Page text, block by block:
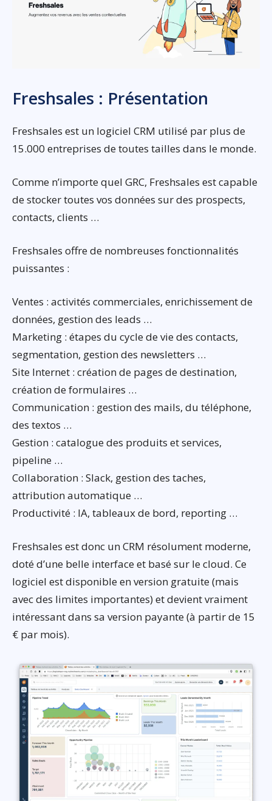
Freshsales : Présentation
Freshsales est un logiciel CRM utilisé par plus de
15.000 entreprises de toutes tailles dans le monde.
Comme n’importe quel GRC, Freshsales est capable
de stocker toutes vos données sur des prospects,
contacts, clients …
Freshsales offre de nombreuses fonctionnalités
puissantes :
Ventes : activités commerciales, enrichissement de
données, gestion des leads …
Marketing : étapes du cycle de vie des contacts,
segmentation, gestion des newsletters …
Site Internet : création de pages de destination,
création de formulaires …
Communication : gestion des mails, du téléphone,
des textos …
Gestion : catalogue des produits et services,
pipeline …
Collaboration : Slack, gestion des taches,
attribution automatique …
Productivité : IA, tableaux de bord, reporting …
Freshsales est donc un CRM résolument moderne,
doté d’une belle interface et basé sur le cloud. Ce
logiciel est disponible en version gratuite (mais
avec des limites importantes) et devient vraiment
intéressant dans sa version payante (à partir de 15
€ par mois).